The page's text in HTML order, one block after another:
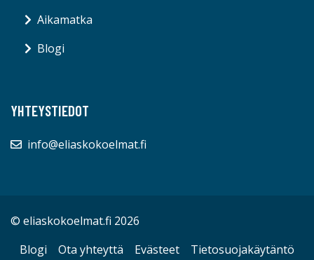
Aikamatka
Blogi
YHTEYSTIEDOT
info@eliaskokoelmat.fi
© eliaskokoelmat.fi 2026
Blogi
Ota yhteyttä Evästeet
Tietosuojakäytäntö